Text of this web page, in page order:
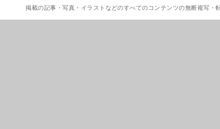
掲載の記事・写真・イラストなどのすべてのコンテンツの無断複